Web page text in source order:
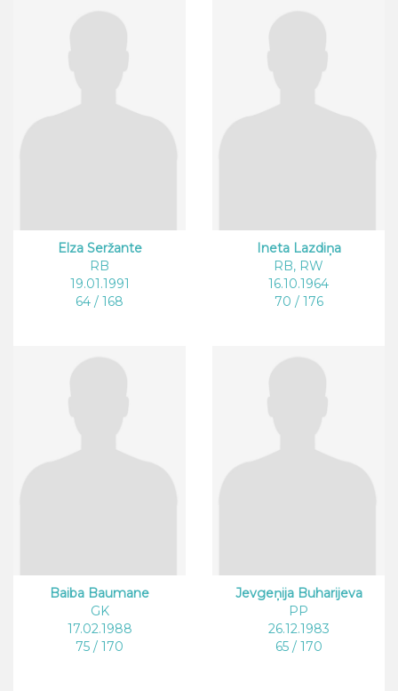
Elza Seržante
RB
19.01.1991
64 / 168
Ineta Lazdiņa
RB, RW
16.10.1964
70 / 176
Baiba Baumane
GK
17.02.1988
75 / 170
Jevgeņija Buharijeva
PP
26.12.1983
65 / 170